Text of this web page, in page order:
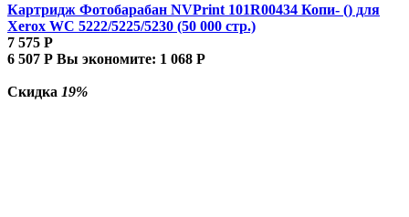
Картридж Фотобарабан NVPrint 101R00434 Копи- () для
Xerox WC 5222/5225/5230 (50 000 стр.)
7 575 Р
6 507 Р Вы экономите: 1 068 Р
Скидка 19%